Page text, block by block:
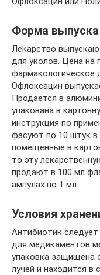
Форма выпуска
Лекарство
для уколов. Цена на
фармакологическое
Офлоксацин
Продается в
упакована в
инструкция по
фасуют по 10 штук в
помещенные в
то эту
продают в 100 мл
ампулах по 1 мл.
Условия
Антибиотик
для медикаментов
упаковка защищена
лучей и находится в